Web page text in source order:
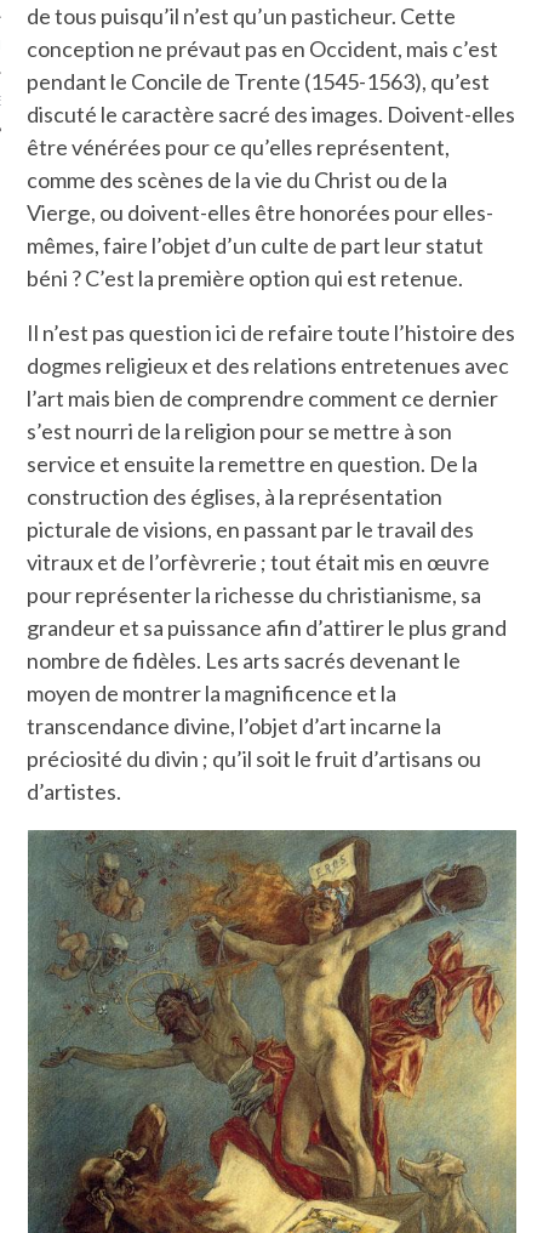
de tous puisqu’il n’est qu’un pasticheur. Cette
conception ne prévaut pas en Occident, mais c’est
pendant le Concile de Trente (1545-1563), qu’est
discuté le caractère sacré des images. Doivent-elles
être vénérées pour ce qu’elles représentent,
comme des scènes de la vie du Christ ou de la
Vierge, ou doivent-elles être honorées pour elles-
mêmes, faire l’objet d’un culte de part leur statut
béni ? C’est la première option qui est retenue.
Il n’est pas question ici de refaire toute l’histoire des
dogmes religieux et des relations entretenues avec
l’art mais bien de comprendre comment ce dernier
s’est nourri de la religion pour se mettre à son
service et ensuite la remettre en question. De la
construction des églises, à la représentation
picturale de visions, en passant par le travail des
vitraux et de l’orfèvrerie ; tout était mis en œuvre
pour représenter la richesse du christianisme, sa
grandeur et sa puissance afin d’attirer le plus grand
nombre de fidèles. Les arts sacrés devenant le
moyen de montrer la magnificence et la
transcendance divine, l’objet d’art incarne la
préciosité du divin ; qu’il soit le fruit d’artisans ou
d’artistes.